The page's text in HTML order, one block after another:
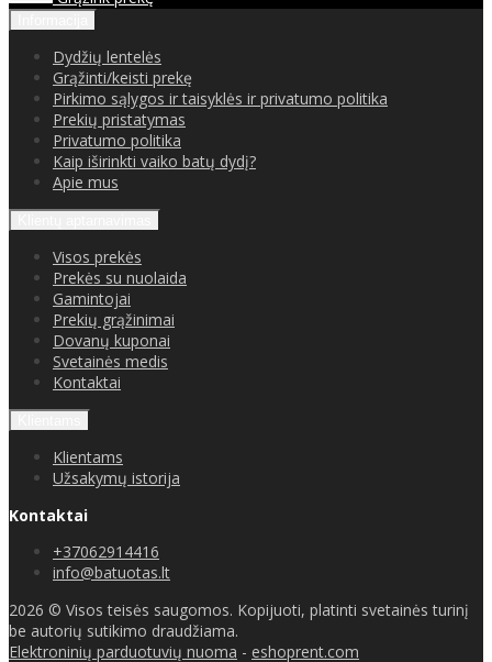
Dydžių lentelės
Grąžinti/keisti prekę
Pirkimo sąlygos ir taisyklės ir privatumo politika
Prekių pristatymas
Privatumo politika
Kaip iširinkti vaiko batų dydį?
Apie mus
Visos prekės
Prekės su nuolaida
Gamintojai
Prekių grąžinimai
Dovanų kuponai
Svetainės medis
Kontaktai
Klientams
Užsakymų istorija
Kontaktai
+37062914416
info@batuotas.lt
2026 © Visos teisės saugomos. Kopijuoti, platinti svetainės turinį
be autorių sutikimo draudžiama.
Elektroninių parduotuvių nuoma - eshoprent.com